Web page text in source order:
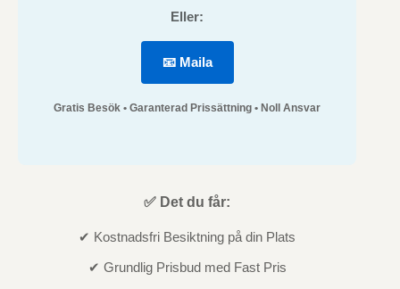
Eller:
📧 Maila
Gratis Besök • Garanterad Prissättning • Noll Ansvar
✅ Det du får:
✔ Kostnadsfri Besiktning på din Plats
✔ Grundlig Prisbud med Fast Pris